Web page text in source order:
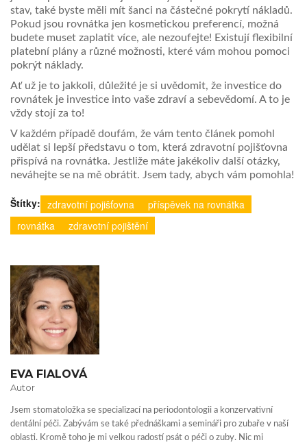
stav, také byste měli mít šanci na částečné pokrytí nákladů.
Pokud jsou rovnátka jen kosmetickou preferencí, možná
budete muset zaplatit více, ale nezoufejte! Existují flexibilní
platební plány a různé možnosti, které vám mohou pomoci
pokrýt náklady.
Ať už je to jakkoli, důležité je si uvědomit, že investice do
rovnátek je investice into vaše zdraví a sebevědomí. A to je
vždy stojí za to!
V každém případě doufám, že vám tento článek pomohl
udělat si lepší představu o tom, která zdravotní pojišťovna
přispívá na rovnátka. Jestliže máte jakékoliv další otázky,
neváhejte se na mě obrátit. Jsem tady, abych vám pomohla!
Štítky: zdravotní pojišťovna
příspěvek na rovnátka
rovnátka
zdravotní pojištění
EVA FIALOVÁ
Autor
Jsem stomatoložka se specializací na periodontologii a konzervativní
dentální péči. Zabývám se také přednáškami a semináři pro zubaře v naší
oblasti. Kromě toho je mi velkou radostí psát o péči o zuby. Nic mi